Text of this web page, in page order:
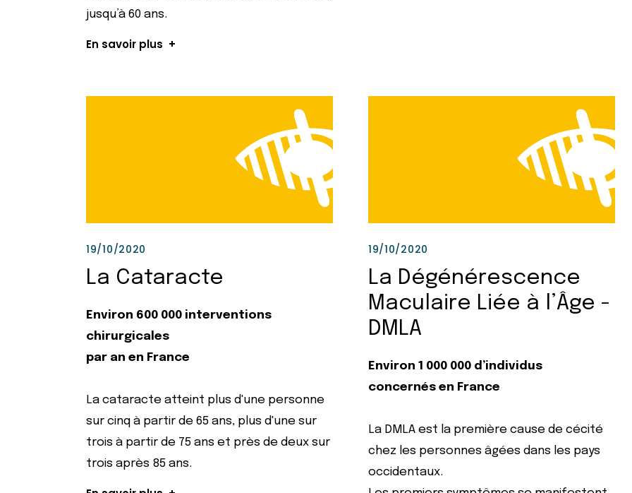
jusqu’à 60 ans.
En savoir plus
La Cataracte
19/10/2020
Environ 600 000 interventions
chirurgicales
par an en France
La cataracte atteint plus d'une personne
sur cinq à partir de 65 ans, plus d'une sur
trois à partir de 75 ans et près de deux sur
trois après 85 ans.
La Dégénérescence
Maculaire Liée à l’Âge -
DMLA
19/10/2020
Environ 1 000 000 d’individus
concernés en France
La DMLA est la première cause de cécité
chez les personnes âgées dans les pays
occidentaux.